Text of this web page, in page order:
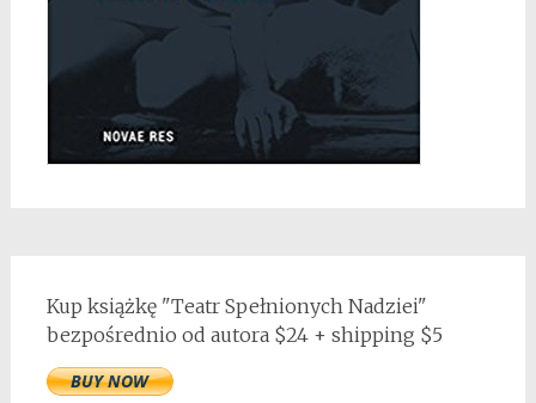
Kup książkę "Teatr Spełnionych Nadziei"
bezpośrednio od autora $24 + shipping $5